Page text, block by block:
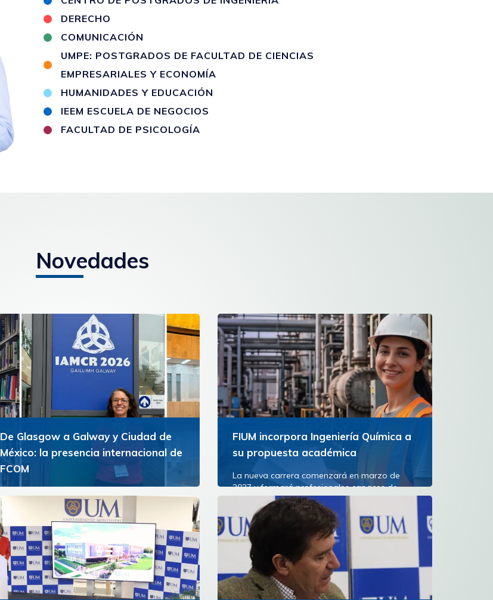
DERECHO
COMUNICACIÓN
UMPE: POSTGRADOS DE FACULTAD DE CIENCIAS
EMPRESARIALES Y ECONOMÍA
HUMANIDADES Y EDUCACIÓN
IEEM ESCUELA DE NEGOCIOS
FACULTAD DE PSICOLOGÍA
Novedades
De Glasgow a Galway y Ciudad de
México: la presencia internacional de
FCOM
representaron a la Universidad de Montevideo
Ver más
FIUM incorpora Ingeniería Química a
su propuesta académica
La nueva carrera comenzará en marzo de
2027 y formará profesionales capaces de
diseñar, transformar y optimizar los procesos
industriales que están...
Ver más